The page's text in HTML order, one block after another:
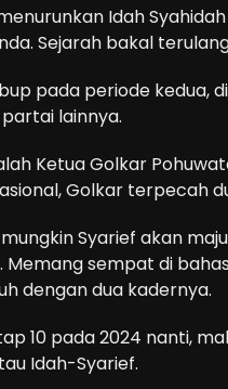
Idah
Sejarah bakal
pada periode kedua,
lainnya.
Ketua Golkar
Golkar terpecah
Syarief akan
sempat di
dengan dua kadernya.
10 pada 2024 nanti,
Idah-Syarief.